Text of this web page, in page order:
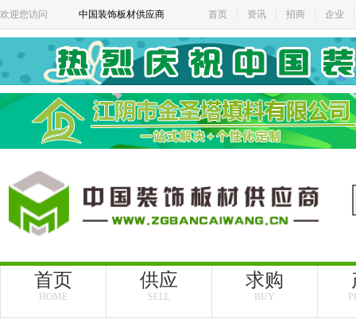
欢迎您访问 中国装饰板材供应商 首页 资讯 招商 企业
首页
HOME
供应
SELL
求购
BUY